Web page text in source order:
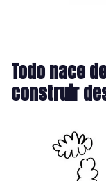
Todo nace
construir